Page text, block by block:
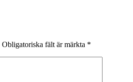
Obligatoriska fält är märkta *